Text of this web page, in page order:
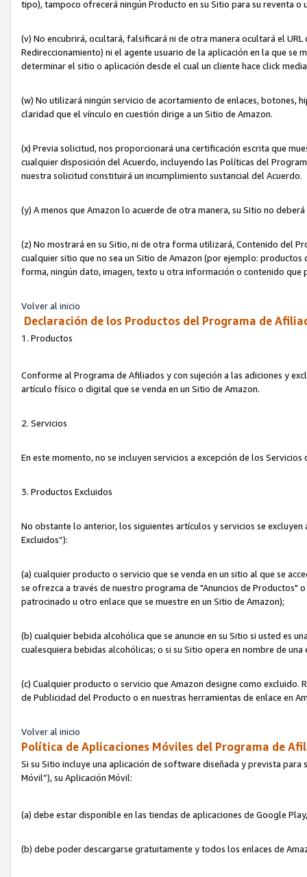
tipo), tampoco ofrecerá ningún Producto en su Sitio para su reventa o
(v) No encubrirá, ocultará, falsificará ni de otra manera ocultará el
Redireccionamiento) ni el agente usuario de la aplicación en la que
determinar el sitio o aplicación desde el cual un cliente hace click
(w) No utilizará ningún servicio de acortamiento de enlaces, botones,
claridad que el vínculo en cuestión dirige a un Sitio de Amazon.
(x) Previa solicitud, nos proporcionará una certificación escrita que
cualquier disposición del Acuerdo, incluyendo las Políticas del
nuestra solicitud constituirá un incumplimiento sustancial del Acuerdo.
(y) A menos que Amazon lo acuerde de otra manera, su Sitio no
(z) No mostrará en su Sitio, ni de otra forma utilizará, Contenido del
cualquier sitio que no sea un Sitio de Amazon (por ejemplo:
forma, ningún dato, imagen, texto u otra información o contenido
Volver al inicio
Declaración de los Productos del Programa de
1. Productos
Conforme al Programa de Afiliados y con sujeción a las adiciones y
artículo físico o digital que se venda en un Sitio de Amazon.
2. Servicios
En este momento, no se incluyen servicios a excepción de los
3. Productos Excluidos
No obstante lo anterior, los siguientes artículos y servicios se
Excluidos”):
(a) cualquier producto o servicio que se venda en un sitio al que se
se ofrezca a través de nuestro programa de "Anuncios de Productos"
patrocinado u otro enlace que se muestre en un Sitio de Amazon);
(b) cualquier bebida alcohólica que se anuncie en su Sitio si usted es
cualesquiera bebidas alcohólicas; o si su Sitio opera en nombre de
(c) Cualquier producto o servicio que Amazon designe como excluido.
de Publicidad del Producto o en nuestras herramientas de enlace en
Volver al inicio
Política de Aplicaciones Móviles del Programa de
Si su Sitio incluye una aplicación de software diseñada y prevista
Móvil”), su Aplicación Móvil:
(a) debe estar disponible en las tiendas de aplicaciones de Google
(b) debe poder descargarse gratuitamente y todos los enlaces de